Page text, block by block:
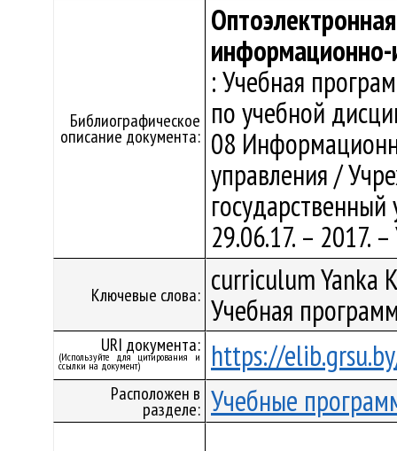
Библиографическое
описание документа:
информационно-
: Учебная
по учебной
08
управления /
29.06.17. – 2017.
Ключевые слова: curriculum Yanka
Учебная
URI документа:
(Используйте для цитирования и
ссылки на документ) https://
Расположен в
разделе: Учебные